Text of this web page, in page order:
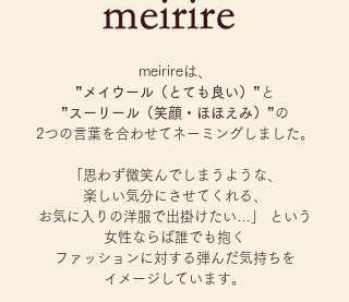
meirireは、
”メイウール（とても良い）” と
”スーリール（笑顔・ほほえみ）”の
2つの言葉を合わせて ネーミングしました。
「思わず微笑んでしまうような、
楽しい気分にさせてくれる、
お気に入りの洋服で出掛けたい…」 という
女性ならば誰でも抱く
ファッションに対する 弾んだ気持ちを
イメージしています。